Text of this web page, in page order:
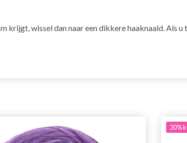
krijgt, wissel dan naar een dikkere haaknaald. Als
30%